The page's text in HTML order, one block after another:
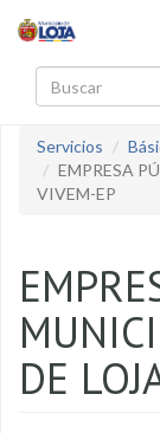
Servicios
EMPRESA
VIVEM-EP
DE